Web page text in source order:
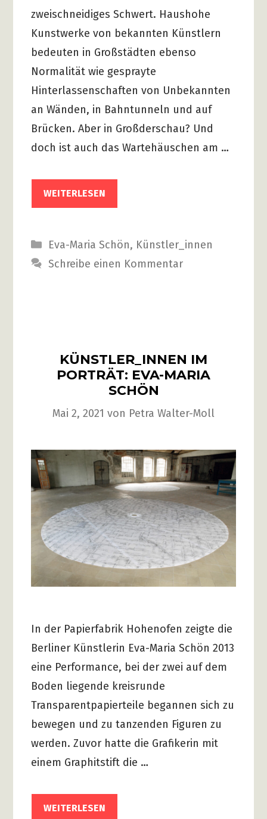
zweischneidiges Schwert. Haushohe
Kunstwerke von bekannten Künstlern
bedeuten in Großstädten ebenso
Normalität wie gesprayte
Hinterlassenschaften von Unbekannten
an Wänden, in Bahntunneln und auf
Brücken. Aber in Großderschau? Und
doch ist auch das Wartehäuschen am …
WEITERLESEN
Kategorien
Eva-Maria Schön, Künstler_innen
Schreibe einen Kommentar
KÜNSTLER_INNEN IM
PORTRÄT: EVA-MARIA
SCHÖN
Mai 2, 2021 von Petra Walter-Moll
In der Papierfabrik Hohenofen zeigte die
Berliner Künstlerin Eva-Maria Schön 2013
eine Performance, bei der zwei auf dem
Boden liegende kreisrunde
Transparentpapierteile begannen sich zu
bewegen und zu tanzenden Figuren zu
werden. Zuvor hatte die Grafikerin mit
einem Graphitstift die …
WEITERLESEN